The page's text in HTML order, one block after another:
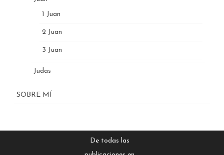
1 Juan
2 Juan
3 Juan
Judas
SOBRE MÍ
De todas las